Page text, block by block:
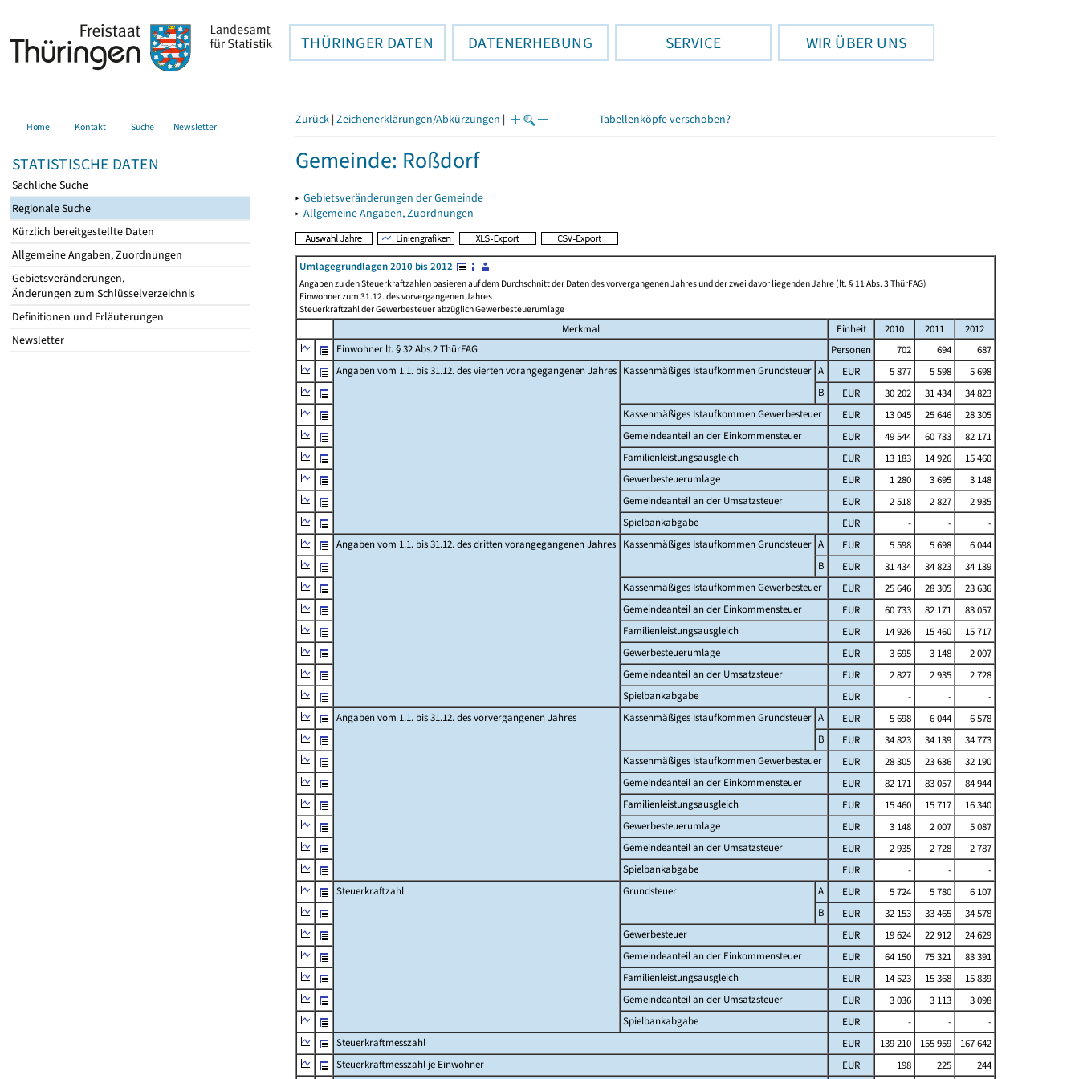
THÜRINGER DATEN DATENERHEBUNG SERVICE WIR ÜBER UNS
Home Kontakt Suche Newsletter
STATISTISCHE DATEN
Sachliche Suche
Regionale Suche
Kürzlich bereitgestellte Daten
Allgemeine Angaben, Zuordnungen
Gebietsveränderungen,
Änderungen zum Schlüsselverzeichnis
Definitionen und Erläuterungen
Newsletter
Zurück | Zeichenerklärungen/Abkürzungen | Tabellenköpfe verschoben?
Gemeinde: Roßdorf
▸ Gebietsveränderungen der Gemeinde
▸ Allgemeine Angaben, Zuordnungen
Umlagegrundlagen 2010 bis 2012
Angaben zu den Steuerkraftzahlen basieren auf dem Durchschnitt der Daten des vorvergangenen Jahres und der zwei davor liegenden Jahre (lt. § 11 Abs. 3 ThürFAG)
Einwohner zum 31.12. des vorvergangenen Jahres
Steuerkraftzahl der Gewerbesteuer abzüglich Gewerbesteuerumlage
Merkmal Einheit 2010 2011
2012
Einwohner lt. § 32 Abs.2 ThürFAG
Personen 702 694
687
Angaben vom 1.1. bis 31.12. des vierten vorangegangenen Jahres Kassenmäßiges Istaufkommen Grundsteuer A EUR 5 877 5 598
5 698
B
EUR 30 202 31 434
34 823
Kassenmäßiges Istaufkommen Gewerbesteuer
EUR 13 045 25 646
28 305
Gemeindeanteil an der Einkommensteuer
EUR 49 544 60 733
82 171
Familienleistungsausgleich
EUR 13 183 14 926
15 460
Gewerbesteuerumlage
EUR 1 280 3 695
3 148
Gemeindeanteil an der Umsatzsteuer
EUR 2 518 2 827
2 935
Spielbankabgabe
EUR - -
-
Angaben vom 1.1. bis 31.12. des dritten vorangegangenen Jahres Kassenmäßiges Istaufkommen Grundsteuer A EUR 5 598 5 698
6 044
B
EUR 31 434 34 823
34 139
Kassenmäßiges Istaufkommen Gewerbesteuer
EUR 25 646 28 305
23 636
Gemeindeanteil an der Einkommensteuer
EUR 60 733 82 171
83 057
Familienleistungsausgleich
EUR 14 926 15 460
15 717
Gewerbesteuerumlage
EUR 3 695 3 148
2 007
Gemeindeanteil an der Umsatzsteuer
EUR 2 827 2 935
2 728
Spielbankabgabe
EUR - -
-
Angaben vom 1.1. bis 31.12. des vorvergangenen Jahres
Kassenmäßiges Istaufkommen Grundsteuer A EUR 5 698 6 044
6 578
B
EUR 34 823 34 139
34 773
Kassenmäßiges Istaufkommen Gewerbesteuer
EUR 28 305 23 636
32 190
Gemeindeanteil an der Einkommensteuer
EUR 82 171 83 057
84 944
Familienleistungsausgleich
EUR 15 460 15 717
16 340
Gewerbesteuerumlage
EUR 3 148 2 007
5 087
Gemeindeanteil an der Umsatzsteuer
EUR 2 935 2 728
2 787
Spielbankabgabe
EUR - -
-
Steuerkraftzahl
Grundsteuer A EUR 5 724 5 780
6 107
B
EUR 32 153 33 465
34 578
Gewerbesteuer
EUR 19 624 22 912
24 629
Gemeindeanteil an der Einkommensteuer
EUR 64 150 75 321
83 391
Familienleistungsausgleich
EUR 14 523 15 368
15 839
Gemeindeanteil an der Umsatzsteuer
EUR 3 036 3 113
3 098
Spielbankabgabe
EUR - -
-
Steuerkraftmesszahl
EUR 139 210 155 959
167 642
Steuerkraftmesszahl je Einwohner
EUR 198 225
244